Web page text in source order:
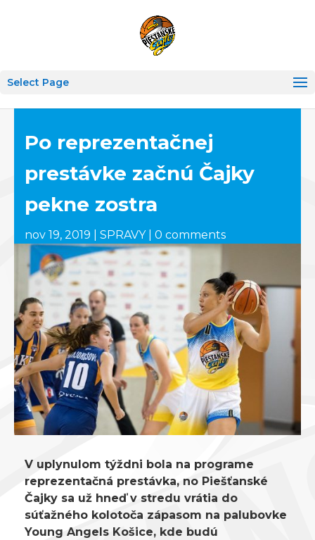
Select Page
Po reprezentačnej
prestávke začnú Čajky
pekne zostra
nov 19, 2019 SPRAVY| 0 comments
V uplynulom týždni bola na programe
reprezentačná prestávka, no Piešťanské
Čajky sa už hneď v stredu vrátia do
súťažného kolotoča zápasom na palubovke
Young Angels Košice, kde budú